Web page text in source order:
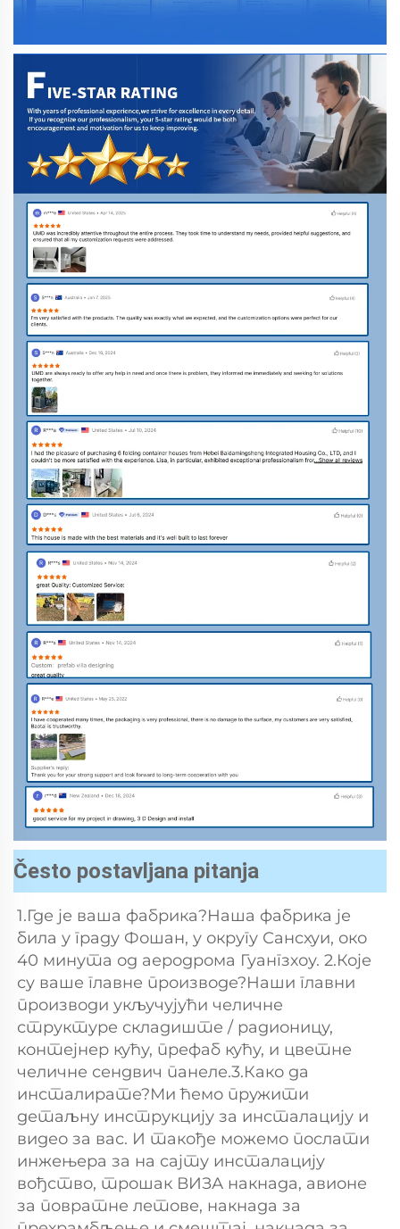
Često postavljana pitanja
1.Где је ваша фабрика?Наша фабрика је
била у граду Фошан, у округу Сансхуи, око
40 минута од аеродрома Гуангзхоу. 2.Које
су ваше главне производе?Наши главни
производи укључујући челичне
структуре складиште / радионицу,
контејнер кућу, префаб кућу, и цветне
челичне сендвич панеле.3.Како да
инсталирате?Ми ћемо пружити
детаљну инструкцију за инсталацију и
видео за вас. И такође можемо послати
инжењера за на сајту инсталацију
вођство, трошак ВИЗА накнада, авионе
за повратне летове, накнада за